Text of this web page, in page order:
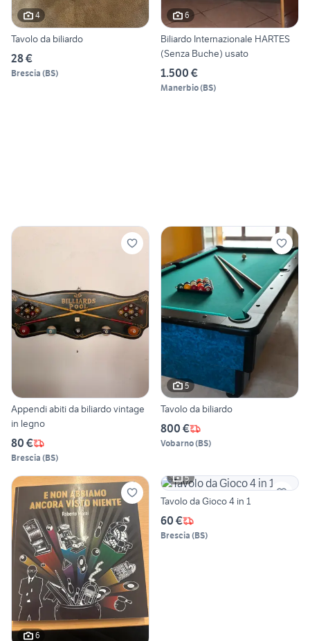
4
Tavolo da biliardo
28 €
Brescia (BS)
6
Biliardo Internazionale HARTES
(Senza Buche) usato
1.500 €
Manerbio(BS)
Appendi abiti da biliardo vintage
in legno
80 €
Brescia (BS)
5
Tavolo da biliardo
800 €
Vobarno(BS)
6
5
Tavolo da Gioco 4 in 1
60 €
Brescia (BS)